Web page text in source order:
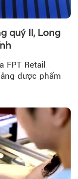
quý II, Long
Retail
dược phẩm